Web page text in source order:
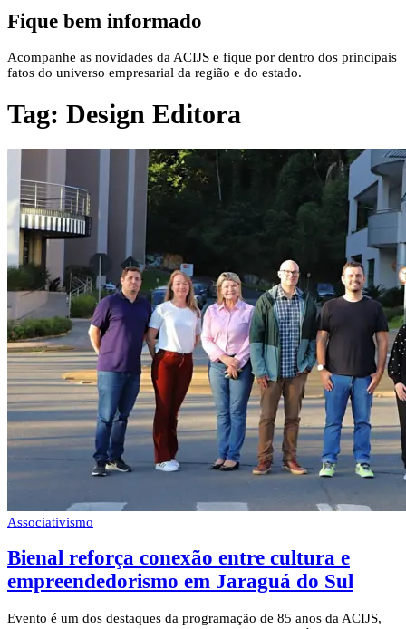
Fique bem informado
Acompanhe as novidades da ACIJS e fique por dentro dos principais
fatos do universo empresarial da região e do estado.
Tag: Design Editora
Associativismo
Bienal reforça conexão entre cultura e
empreendedorismo em Jaraguá do Sul
Evento é um dos destaques da programação de 85 anos da ACIJS,